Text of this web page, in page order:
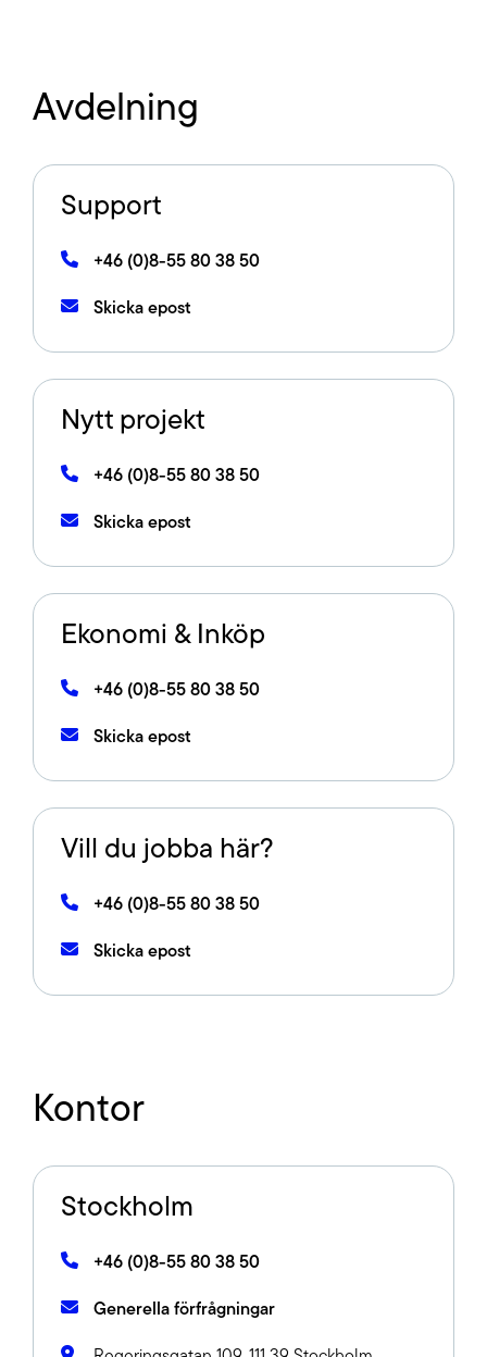
Lediga jobb
Kollektivavtal
CSR
Avdelning
Support
+46 (0)8-55 80 38 50
Skicka epost
Nytt projekt
+46 (0)8-55 80 38 50
Skicka epost
Ekonomi & Inköp
+46 (0)8-55 80 38 50
Skicka epost
Vill du jobba här?
+46 (0)8-55 80 38 50
Skicka epost
Kontor
Stockholm
+46 (0)8-55 80 38 50
Generella förfrågningar